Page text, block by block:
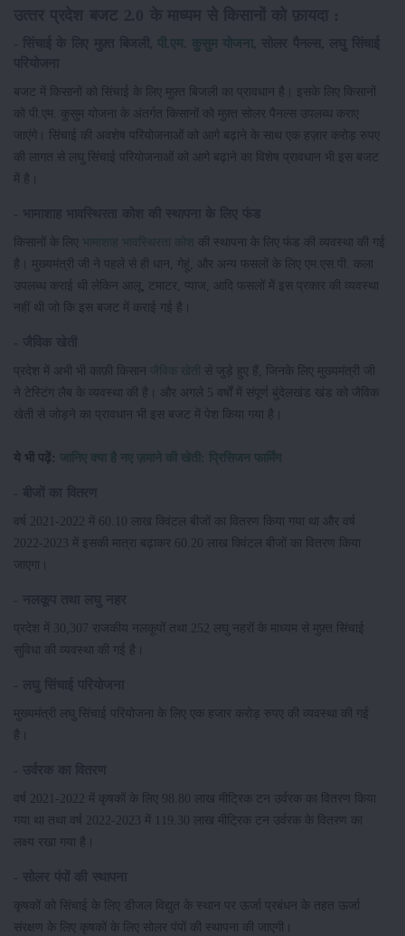
पी.एम. कुसुम योजना, सोलर पैनल्स, लघु सिंचाई
बजट में किसानों को सिंचाई के लिए मुफ़्त बिजली का प्रावधान है। इसके लिए किसानों
को पी.एम. कुसुम योजना के अंतर्गत किसानों को मुफ़्त सोलर पैनल्स उपलब्ध कराए
जाएंगे। सिंचाई की अवशेष परियोजनाओं को आगे बढ़ाने के साथ एक हज़ार करोड़ रुपए
की लागत से लघु सिंचाई परियोजनाओं को आगे बढ़ाने का विशेष प्रावधान भी इस बजट
में है।
किसानों के लिए भामाशाह भावस्थिरता कोश की स्थापना के लिए फंड की व्यवस्था की गई
है। मुख्यमंत्री जी ने पहले से ही धान, गेहूं, और अन्य फसलों के लिए एम.एस.पी. कला
उपलब्ध कराई थी लेकिन आलू, टमाटर, प्याज, आदि फसलों में इस प्रकार की व्यवस्था
नहीं थी जो कि इस बजट में कराई गई है।
प्रदेश में अभी भी काफ़ी किसान जैविक खेती
से जुड़े हुए हैं, जिनके लिए मुख्यमंत्री जी
ने टेस्टिंग लैब के व्यवस्था की है। और अगले 5 वर्षों में संपूर्ण बुंदेलखंड खंड को जैविक
खेती से जोड़ने का प्रावधान भी इस बजट में पेश किया गया है।
ये भी पढ़ें: जानिए क्या है नए ज़माने की खेती: प्रिसिजन फार्मिंग
वर्ष 2021-2022 में 60.10 लाख क्विंटल बीजों का वितरण किया गया था और वर्ष
2022-2023 में इसकी मात्रा बढ़ाकर 60.20 लाख क्विंटल बीजों का वितरण किया
जाएगा।
प्रदेश में 30,307 राजकीय नलकूपों तथा 252 लघु नहरों के माध्यम से मुफ़्त सिंचाई
सुविधा की व्यवस्था की गई है।
मुख्यमंत्री लघु सिंचाई परियोजना के लिए एक हजार करोड़ रुपए की व्यवस्था की गई
है।
वर्ष 2021-2022 में कृषकों के लिए 98.80 लाख मीट्रिक टन उर्वरक का वितरण किया
गया था तथा वर्ष 2022-2023 में 119.30 लाख मीट्रिक टन उर्वरक के वितरण का
लक्ष्य रखा गया है।
कृषकों को सिंचाई के लिए डीजल विद्युत के स्थान पर ऊर्जा प्रबंधन के तहत ऊर्जा
संरक्षण के लिए कृषकों के लिए सोलर पंपों की स्थापना की जाएगी।